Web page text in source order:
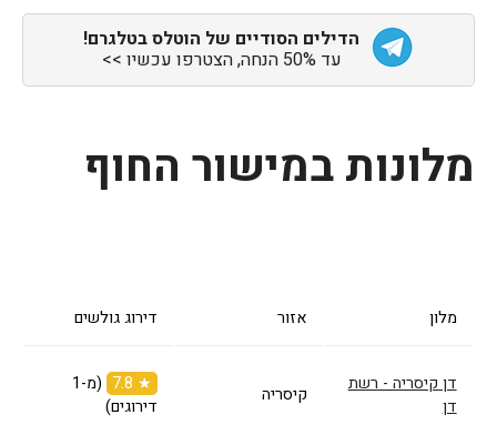
הדילים הסודיים של הוטלס בטלגרם!
עד 50% הנחה, הצטרפו עכשיו >>
מלונות במישור החוף
מלון אזור דירוג גולשים
דן קיסריה - רשת
דן
קיסריה ★ 7.8
(מ-1
דירוגים)